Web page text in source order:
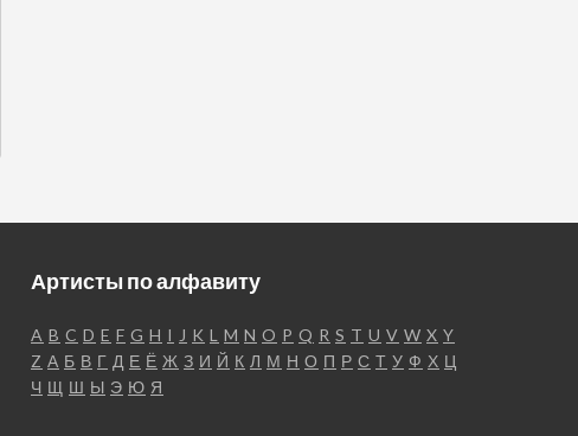
Артисты по алфавиту
A B C D E F G H I J K L M N O P Q R S T U V W X Y
Z А Б В Г Д Е Ё Ж З И Й К Л М Н О П Р С Т У Ф Х Ц
Ч Щ Ш Ы Э Ю Я